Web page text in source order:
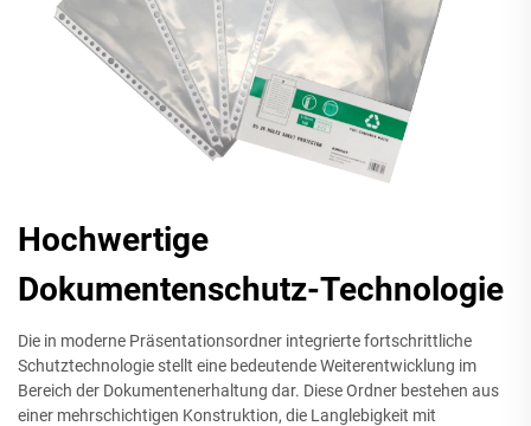
Hochwertige
Dokumentenschutz-Technologie
Die in moderne Präsentationsordner integrierte fortschrittliche
Schutztechnologie stellt eine bedeutende Weiterentwicklung im
Bereich der Dokumentenerhaltung dar. Diese Ordner bestehen aus
einer mehrschichtigen Konstruktion, die Langlebigkeit mit